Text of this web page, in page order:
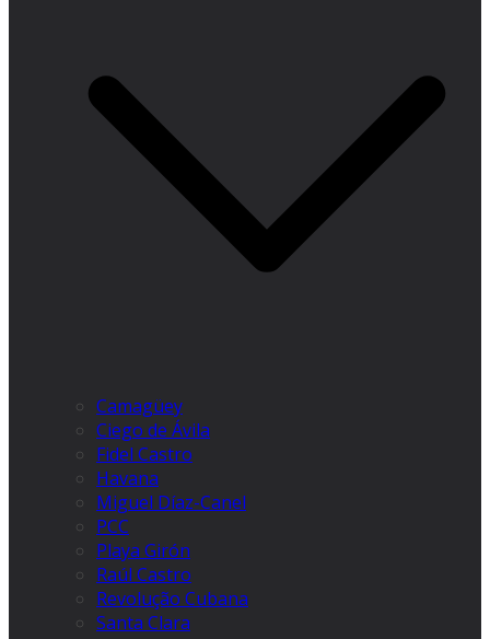
Camagüey
Ciego de Ávila
Fidel Castro
Havana
Miguel Díaz-Canel
PCC
Playa Girón
Raúl Castro
Revolução Cubana
Santa Clara